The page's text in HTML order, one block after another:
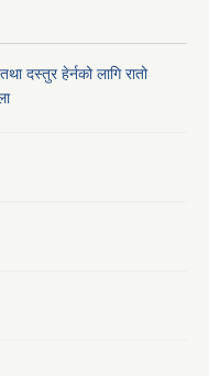
दस्तुर हेर्नको लागि रातो